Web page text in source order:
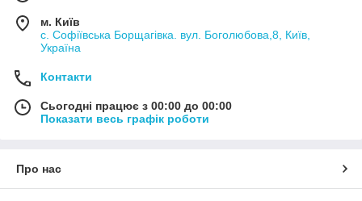
м. Київ
с. Софіївська Борщагівка. вул. Боголюбова,8, Київ,
Україна
Контакти
Сьогодні працює з 00:00 до 00:00
Показати весь графік роботи
Про нас